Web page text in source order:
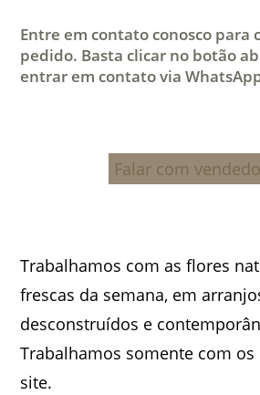
Entre em contato conosco para
pedido. Basta clicar no botão
entrar em contato via
Falar com
Trabalhamos com as flores
frescas da semana, em
desconstruídos e
Trabalhamos somente com
site.